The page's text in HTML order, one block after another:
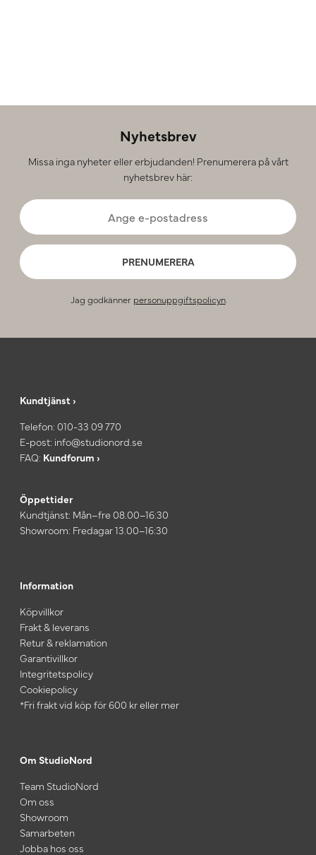
Nyhetsbrev
Missa inga nyheter eller erbjudanden! Prenumerera på vårt
nyhetsbrev här:
PRENUMERERA
Jag godkänner personuppgiftspolicyn.
Kundtjänst ›
Telefon: 010-33 09 770
E-post: info@studionord.se
FAQ: Kundforum ›
Öppettider
Kundtjänst: Mån–fre 08.00–16:30
Showroom: Fredagar 13.00–16:30
Information
Köpvillkor
Frakt & leverans
Retur & reklamation
Garantivillkor
Integritetspolicy
Cookiepolicy
*Fri frakt vid köp för 600 kr eller mer
Om StudioNord
Team StudioNord
Om oss
Showroom
Samarbeten
Jobba hos oss